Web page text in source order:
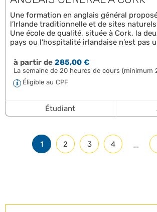
Une formation en anglais général
l’Irlande traditionnelle et de sites
Une école de qualité, située à Cork, la
pays ou l’hospitalité irlandaise n’est pas
à partir de285,00 €
La semaine de 20 heures de cours (minimum
Éligible au CPF
Étudiant
1 2 3 4 …